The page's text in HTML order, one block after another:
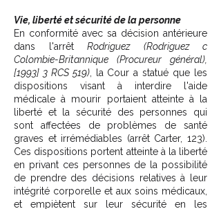
Vie, liberté et sécurité de la personne
En conformité avec sa décision antérieure
dans l'arrêt Rodriguez (Rodriguez c
Colombie-Britannique (Procureur général),
[1993] 3 RCS 519), la Cour a statué que les
dispositions visant à interdire l'aide
médicale à mourir portaient atteinte à la
liberté et la sécurité des personnes qui
sont affectées de problèmes de santé
graves et irrémédiables (arrêt Carter, 123).
Ces dispositions portent atteinte à la liberté
en privant ces personnes de la possibilité
de prendre des décisions relatives à leur
intégrité corporelle et aux soins médicaux,
et empiètent sur leur sécurité en les